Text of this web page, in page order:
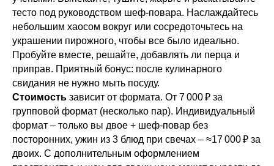
тесто под руководством шеф-повара. Наслаждайтесь
небольшим хаосом вокруг или сосредоточьтесь на
украшении пирожного, чтобы все было идеально.
Пробуйте вместе, решайте, добавлять ли перца и
приправ. Приятный бонус: после кулинарного
свидания не нужно мыть посуду.
Стоимость зависит от формата. От 7 000 ₽ за
групповой формат (несколько пар). Индивидуальный
формат – только вы двое + шеф-повар без
посторонних, ужин из 3 блюд при свечах – ≈17 000 ₽ за
двоих. С дополнительным оформлением